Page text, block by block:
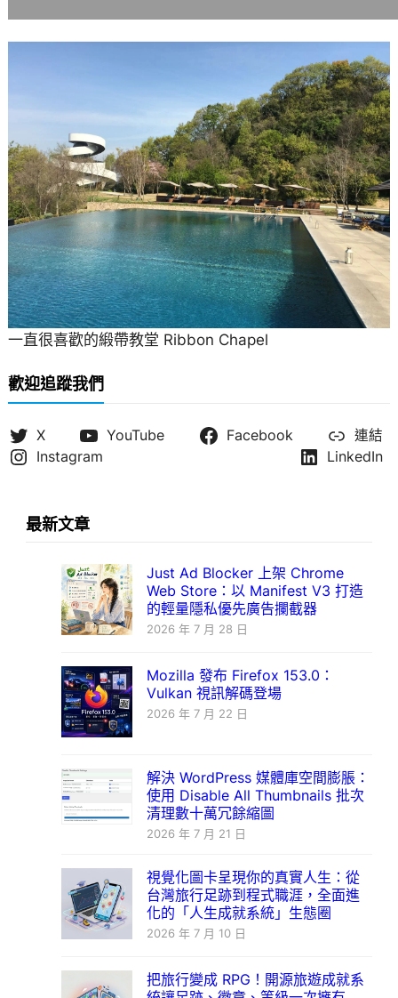
一直很喜歡的緞帶教堂 Ribbon Chapel
歡迎追蹤我們
X YouTube Facebook
連結
Instagram
LinkedIn
最新文章
Just Ad Blocker 上架 Chrome
Web Store：以 Manifest V3 打造
的輕量隱私優先廣告攔截器
2026 年 7 月 28 日
Mozilla 發布 Firefox 153.0：
Vulkan 視訊解碼登場
2026 年 7 月 22 日
解決 WordPress 媒體庫空間膨脹：
使用 Disable All Thumbnails 批次
清理數十萬冗餘縮圖
2026 年 7 月 21 日
視覺化圖卡呈現你的真實人生：從
台灣旅行足跡到程式職涯，全面進
化的「人生成就系統」生態圈
2026 年 7 月 10 日
把旅行變成 RPG！開源旅遊成就系